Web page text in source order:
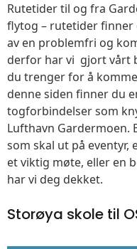
Rutetider til og fra
flytog – rutetider
av en problemfri og
derfor har vi gjort vårt
du trenger for å
denne siden finner du
togforbindelser som
Lufthavn Gardermoen.
som skal ut på
et viktig møte, eller en
har vi deg dekket.
Storøya skole til